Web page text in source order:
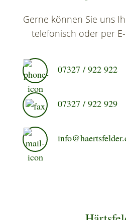
Gerne können Sie uns
telefonisch oder per
07327 / 922 922
07327 / 922 929